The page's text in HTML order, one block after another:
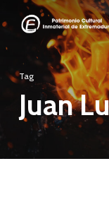
content
Tag
Juan